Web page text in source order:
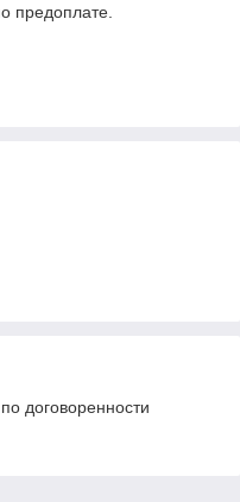
предоплате.
договоренности